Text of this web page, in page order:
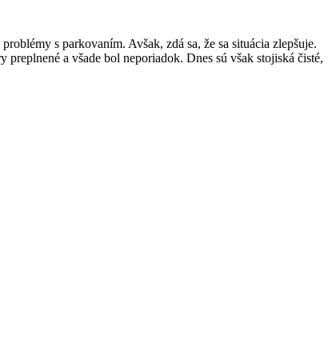
s parkovaním. Avšak, zdá sa, že sa situácia zlepšuje.
a všade bol neporiadok. Dnes sú však stojiská čisté,